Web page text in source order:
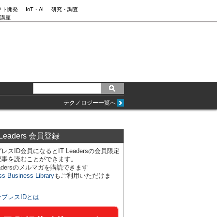
ト開発 IoT・AI
研究・調査
座
テクノロジー一覧へ
会員登録
スID会員になるとIT Leadersの会員限定
を読むことができます。
のメルマガを購読できます
Business Libraryもご利用いただけま
プレスIDとは